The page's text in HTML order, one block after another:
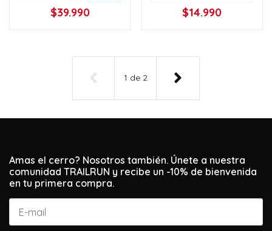
$39.990 $14.990
1 de 2
Amas el cerro? Nosotros también. Únete a nuestra
comunidad TRAILRUN y recibe un -10% de bienvenida
en tu primera compra.